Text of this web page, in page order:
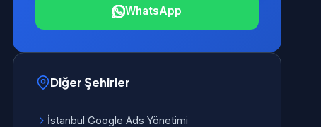
WhatsApp
Diğer Şehirler
İstanbul Google Ads Yönetimi